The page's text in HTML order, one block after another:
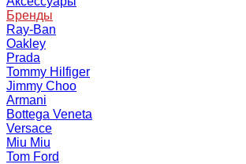
Бренды
Ray-Ban
Oakley
Prada
Tommy Hilfiger
Jimmy Choo
Armani
Bottega Veneta
Versace
Miu Miu
Tom Ford